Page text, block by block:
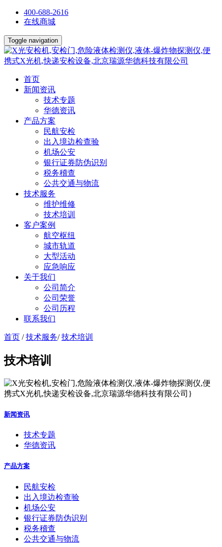
400-688-2616
在线商城
Toggle navigation
首页
新闻资讯
技术专题
华德资讯
产品方案
民航安检
出入境边检查验
机场公安
银行证券防伪识别
税务稽查
公共交通与物流
技术服务
维护维修
技术培训
客户案例
航空枢纽
城市轨道
大型活动
应急响应
关于我们
公司简介
公司荣誉
公司历程
联系我们
首页 /技术服务/技术培训
技术培训
新闻资讯
技术专题
华德资讯
产品方案
民航安检
出入境边检查验
机场公安
银行证券防伪识别
税务稽查
公共交通与物流